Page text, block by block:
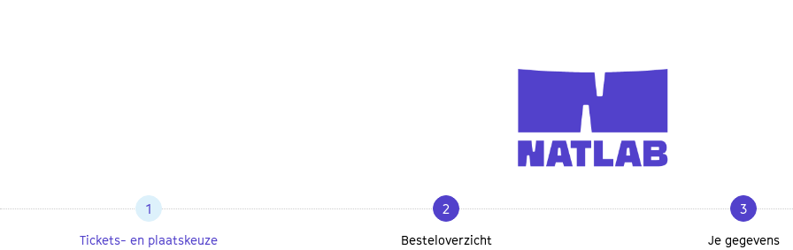
1
Tickets- en plaatskeuze
2
Besteloverzicht
3
Je gegevens